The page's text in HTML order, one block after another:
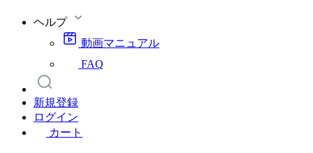
ヘルプ
動画マニュアル
FAQ
新規登録
ログイン
カート